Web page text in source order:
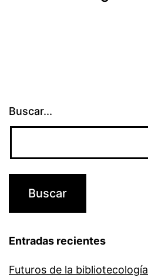
Buscar...
Entradas recientes
Futuros de la bibliotecología